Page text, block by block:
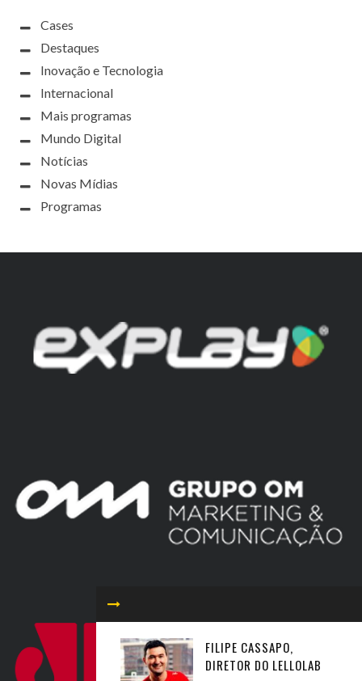
FILIPE CASSAPO,
DIRETOR DO LELLOLAB
Cases
Destaques
Inovação e Tecnologia
Internacional
Mais programas
Mundo Digital
Notícias
Novas Mídias
Programas